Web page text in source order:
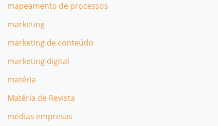
mapeamento de processos
marketing
marketing de conteúdo
marketing digital
matéria
Matéria de Revista
médias empresas